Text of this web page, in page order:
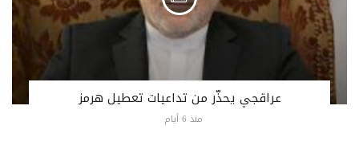
عراقجي يحذّر من تداعيات تعطيل هرمز
منذ 6 أيام